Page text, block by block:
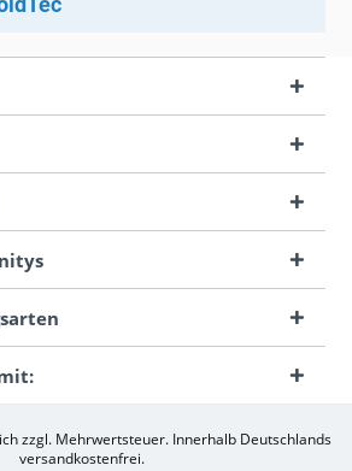
zzgl. Mehrwertsteuer. Innerhalb Deutschlands
versandkostenfrei.